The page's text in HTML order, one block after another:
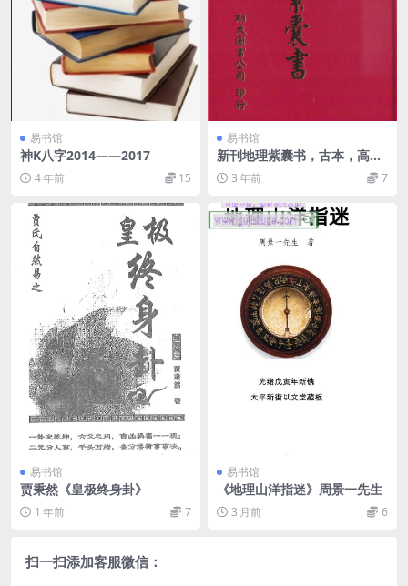
易书馆
神K八字2014——2017
4 年前 15
易书馆
新刊地理紫囊书，古本，高清
版 _古籍书阁
3 年前 7
易书馆
贾秉然《皇极终身卦》
1 年前 7
易书馆
《地理山洋指迷》周景一先生
3 月前 6
扫一扫添加客服微信：